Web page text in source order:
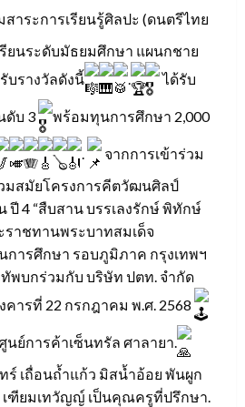
สาระการเรียนรู้ศิลปะ (ดนตรีไทย
ยนระดับมัธยมศึกษา แผนกชาย
บรางวัลดังนี้ . ได้รับ
ดับ 3 พร้อมทุนการศึกษา 2,000
.
จากการเข้าร่วม
มสมัยโครงการคีตวัฒนศิลป์
ปี 4 “สืบสาน บรรเลงรักษ์ พิทักษ์
ราชทานพระบาทสมเด็จ
การศึกษา รอบภูมิภาค กรุงเทพฯ
พบกร่วมกับ บริษัท ปตท. จำกัด
คารที่ 22 กรกฎาคม พ.ศ. 2568
ย์การค้าเซ็นทรัล ศาลายา.
ร์ เถื่อนถ้ำแก้ว มิสน้ำอ้อย พันผูก
เฑียมเทวัญญ์ เป็นคุณครูที่ปรึกษา.